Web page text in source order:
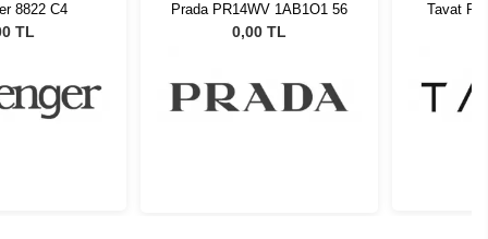
8822 C4
TL
Prada PR14WV 1AB1O1 56
0,00 TL
Tavat